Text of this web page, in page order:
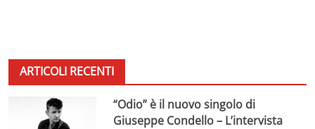
ARTICOLI RECENTI
“Odio” è il nuovo singolo di
Giuseppe Condello – L’intervista